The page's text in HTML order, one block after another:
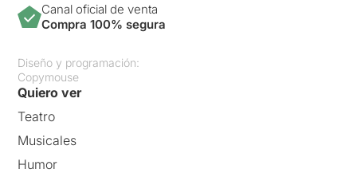
Canal oficial de venta
Compra 100% segura
Diseño y programación:
Copymouse
Quiero ver
Teatro
Musicales
Humor